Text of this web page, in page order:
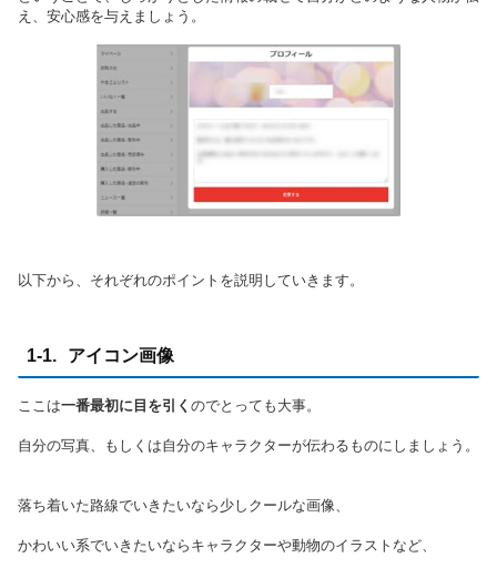
え、安心感を与えましょう。
以下から、それぞれのポイントを説明していきます。
1-1. アイコン画像
ここは一番最初に目を引く のでとっても大事。
自分の写真、もしくは自分のキャラクターが伝わるものにしましょう。
落ち着いた路線でいきたいなら少しクールな画像、
かわいい系でいきたいならキャラクターや動物のイラストなど、